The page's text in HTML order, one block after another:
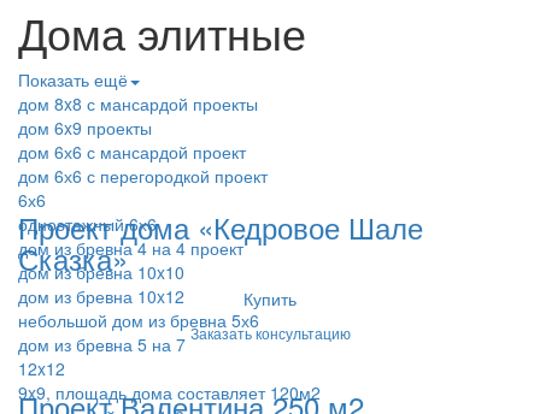
Дома элитные
Показать ещё
дом 8x8 с мансардой проекты
дом 6x9 проекты
дом 6х6 с мансардой проект
дом 6х6 с перегородкой проект
6х6
одноэтажный 6х6
дом из бревна 4 на 4 проект
дом из бревна 10x10
дом из бревна 10x12
небольшой дом из бревна 5х6
дом из бревна 5 на 7
12x12
9x9, площадь дома составляет 120м2
Проект дома «Кедровое Шале
Сказка»
Купить
Заказать консультацию